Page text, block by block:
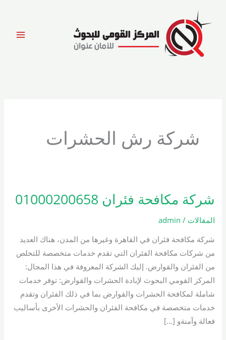
المحتوى
شركة رش الحشرات
شركة مكافحة فئران 01000200658
المقالات /
admin
شركة مكافحة فئران في القاهرة وغيرها من المدن، هناك العديد
من شركات مكافحة الفئران التي تقدم خدمات متخصصة للتخلص
من الفئران والقوارض. إليك الشركة المعروفة في هذا المجال:
المركز القومي البحوث لإبادة الحشرات والقوارض: توفر خدمات
شاملة لمكافحة الحشرات والقوارض بما في ذلك الفئران وتقدم
خدمات متخصصة في مكافحة الفئران والحشرات الأخرى بأساليب
فعالة وآمنةو […]
شركة
مكافحة
فئران
01000200658